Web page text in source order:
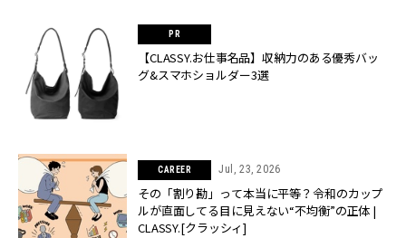
【CLASSY.お仕事名品】収納力のある優秀バッ
グ&スマホショルダー3選
CAREER Jul, 23, 2026
その「割り勘」って本当に平等？令和のカップ
ルが直面してる目に見えない“不均衡”の正体 |
CLASSY.[クラッシィ]